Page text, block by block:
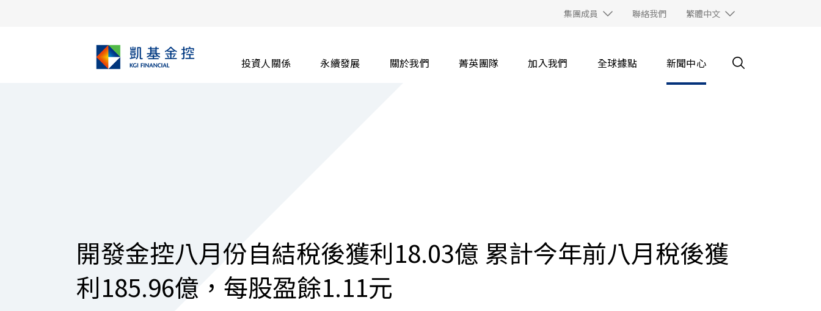
集團成員 聯絡我們 繁體中文
投資人關係 永續發展 關於我們 菁英團隊 加入我們 全球據點 新聞中心
開發金控八月份自結稅後獲利18.03億 累計今年前八月稅後獲
利185.96億，每股盈餘1.11元